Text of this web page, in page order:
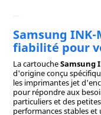
Samsung
fiabilité pour
La cartoucheSamsung
d'origine conçu
les imprimantes jet
pour répondre aux
particuliers et des
performances stables